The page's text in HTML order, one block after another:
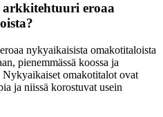
eroaa
nykyaikaisista omakotitaloista
pienemmässä koossa ja
Nykyaikaiset omakotitalot ovat
ja niissä korostuvat usein